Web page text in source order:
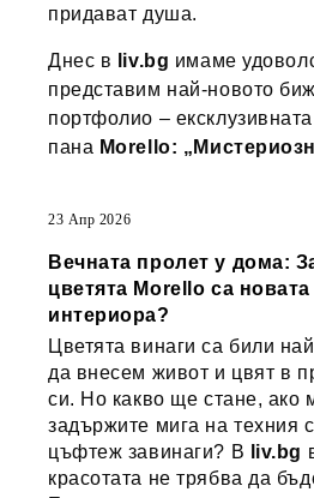
придават душа.
Днес в liv.bg имаме
представим най-новото
портфолио –
пана Morello:
23 Апр 2026
Вечната пролет у дома:
цветята Morello са
интериора?
Цветята винаги са били
да внесем живот и цвят в
си. Но какво ще стане, ако
задържите мига на техния
цъфтеж завинаги? В
liv.bg
красотата не трябва да